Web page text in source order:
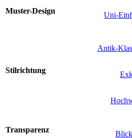
Muster-Design Uni-
Stilrichtung
Antik-
Transparenz